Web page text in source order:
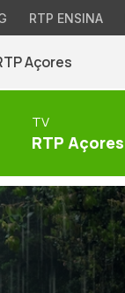
RTP ENSINA
Açores
TV
RTP Açores